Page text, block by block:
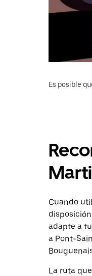
Es posible
Cuando
adapte a
a Pont-
La ruta